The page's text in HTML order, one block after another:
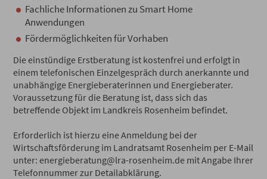
Fachliche Informationen zu Smart Home
Anwendungen
Fördermöglichkeiten für Vorhaben
Die einstündige Erstberatung ist kostenfrei und erfolgt in
einem telefonischen Einzelgespräch durch anerkannte und
unabhängige Energieberaterinnen und Energieberater.
Voraussetzung für die Beratung ist, dass sich das
betreffende Objekt im Landkreis Rosenheim befindet.
Erforderlich ist hierzu eine Anmeldung bei der
Wirtschaftsförderung im Landratsamt Rosenheim per E-Mail
unter: energieberatung@lra-rosenheim.de mit Angabe Ihrer
Telefonnummer zur Detailabklärung.